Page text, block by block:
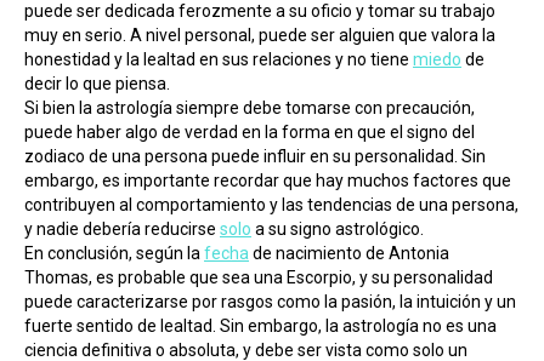
puede ser dedicada ferozmente a su oficio y tomar su trabajo
muy en serio. A nivel personal, puede ser alguien que valora la
honestidad y la lealtad en sus relaciones y no tiene miedo de
decir lo que piensa.
Si bien la astrología siempre debe tomarse con precaución,
puede haber algo de verdad en la forma en que el signo del
zodiaco de una persona puede influir en su personalidad. Sin
embargo, es importante recordar que hay muchos factores que
contribuyen al comportamiento y las tendencias de una persona,
y nadie debería reducirse solo a su signo astrológico.
En conclusión, según la fecha de nacimiento de Antonia
Thomas, es probable que sea una Escorpio, y su personalidad
puede caracterizarse por rasgos como la pasión, la intuición y un
fuerte sentido de lealtad. Sin embargo, la astrología no es una
ciencia definitiva o absoluta, y debe ser vista como solo un